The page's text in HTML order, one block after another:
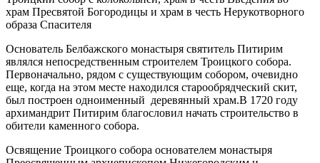
храм Пресвятой Богородицы и храм в честь Нерукотворного
образа Спасителя
Основатель Белбажского монастыря святитель Питирим
являлся непосредственным строителем Троицкого собора.
Первоначально, рядом с существующим собором, очевидно
еще, когда на этом месте находился старообрядческий скит,
был построен одноименный деревянный храм.В 1720 году
архимандрит Питирим благословил начать строительство в
обители каменного собора.
Освящение Троицкого собора основателем монастыря